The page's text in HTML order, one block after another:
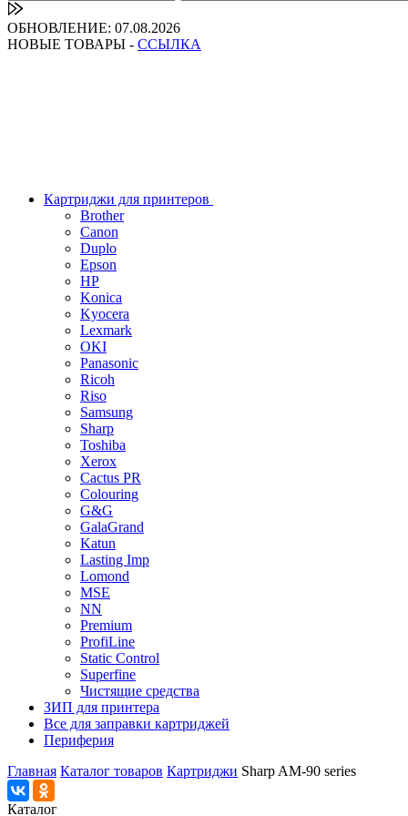
ОБНОВЛЕНИЕ: 07.08.2026
НОВЫЕ ТОВАРЫ - ССЫЛКА
Картриджи для принтеров
Brother
Canon
Duplo
Epson
HP
Konica
Kyocera
Lexmark
OKI
Panasonic
Ricoh
Riso
Samsung
Sharp
Toshiba
Xerox
Cactus PR
Colouring
G&G
GalaGrand
Katun
Lasting Imp
Lomond
MSE
NN
Premium
ProfiLine
Static Control
Superfine
Чистящие средства
ЗИП для принтера
Все для заправки картриджей
Периферия
Главная Каталог товаров Картриджи Sharp AM-90 series
Каталог